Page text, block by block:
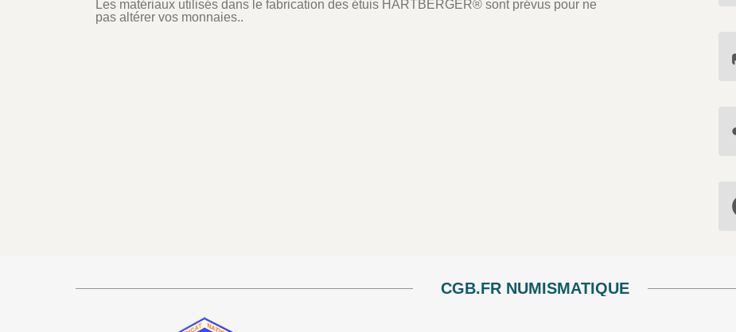
Les matériaux utilisés dans le fabrication des étuis HARTBERGER® sont prévus pour ne
pas altérer vos monnaies..
CGB.FR NUMISMATIQUE